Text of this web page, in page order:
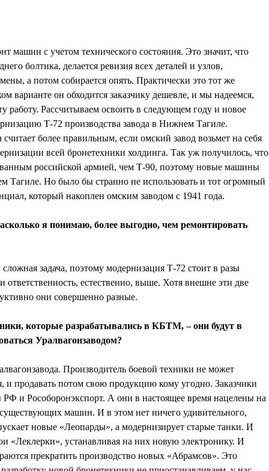
машин с учетом технического состояния. Это значит, что
болтика, делается ревизия всех деталей и узлов,
а потом собирается опять. Практически это тот же
варианте он обходится заказчику дешевле, и мы надеемся,
работу. Рассчитываем освоить в следующем году и новое
Т-72 производства завода в Нижнем Тагиле.
считает более правильным, если омский завод возьмет на себя
всей бронетехники холдинга. Так уж получилось, что
российской армией, чем Т-90, поэтому новые машины
Тагиле. Но было бы странно не использовать и тот огромный
который накоплен омским заводом с 1941 года.
я понимаю, более выгодно, чем ремонтировать
задача, поэтому модернизация Т-72 стоит в разы
естественно, выше. Хотя внешне эти две
они совершенно разные.
которые разрабатывались в КБТМ, – они будут в
Уралвагонзаводом?
Производитель боевой техники не может
и продавать потом свою продукцию кому угодно. Заказчики
и Рособоронэкспорт. А они в настоящее время нацелены на
машин. И в этом нет ничего удивительного,
новые «Леопарды», а модернизирует старые танки. И
«Леклерки», устанавливая на них новую электронику. И
прекратить производство новых «Абрамсов». Это